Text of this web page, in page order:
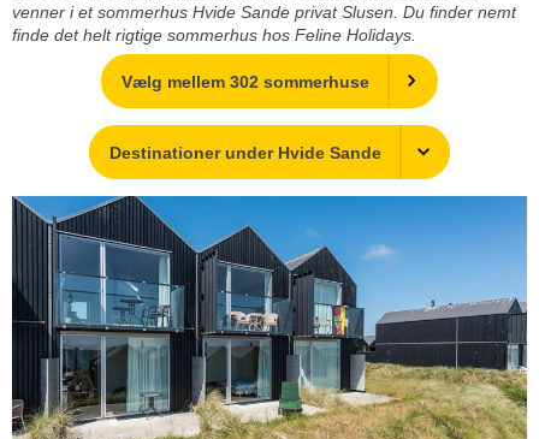
venner i et sommerhus Hvide Sande privat Slusen. Du finder nemt
finde det helt rigtige sommerhus hos Feline Holidays.
Vælg mellem 302 sommerhuse
Destinationer under Hvide Sande